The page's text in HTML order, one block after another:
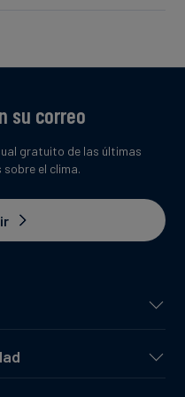
su correo
gratuito de las últimas
el clima.